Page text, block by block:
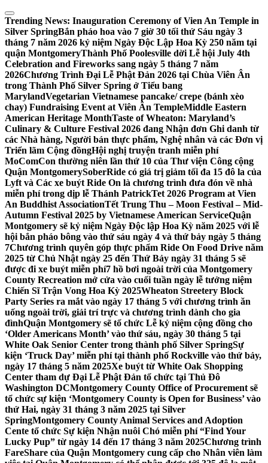
Skip
to
content
Trending News: Inauguration Ceremony of Vien An Temple in
Silver SpringBắn pháo hoa vào 7 giờ 30 tối thứ Sáu ngày 3
tháng 7 năm 2026 kỷ niệm Ngày Độc Lập Hoa Kỳ 250 năm tại
quận MontgomeryThành Phố Poolesville dời Lễ hội July 4th
Celebration and Fireworks sang ngày 5 tháng 7 năm
2026Chương Trình Đại Lễ Phật Đản 2026 tại Chùa Viên Ân
trong Thành Phố Silver Spring ở Tiểu bang
MarylandVegetarian Vietnamese pancake/ crepe (bánh xèo
chay) Fundraising Event at Viên Ân TempleMiddle Eastern
American Heritage MonthTaste of Wheaton: Maryland’s
Culinary & Culture Festival 2026 đang Nhận đơn Ghi danh từ
các Nhà hàng, Người bán thực phẩm, Nghệ nhân và các Đơn vị
Triển lãm Cộng đồngHội nghị truyện tranh miễn phí
MoComCon thường niên lần thứ 10 của Thư viện Công cộng
Quận MontgomerySoberRide có giá trị giảm tối đa 15 đô la của
Lyft và Các xe buýt Ride On là chương trình đưa đón về nhà
miễn phí trong dịp lễ Thánh PatrickTet 2026 Program at Vien
An Buddhist AssociationTết Trung Thu – Moon Festival – Mid-
Autumn Festival 2025 by Vietnamese American ServiceQuận
Montgomery sẽ kỷ niệm Ngày Độc lập Hoa Kỳ năm 2025 với lễ
hội bắn pháo bông vào thứ sáu ngày 4 và thứ bảy ngày 5 tháng
7Chương trình quyên góp thực phẩm Ride On Food Drive năm
2025 từ Chủ Nhật ngày 25 đến Thứ Bảy ngày 31 tháng 5 sẽ
được đi xe buýt miễn phí7 hồ bơi ngoài trời của Montgomery
County Recreation mở cửa vào cuối tuần ngày lễ tưởng niệm
Chiến Sĩ Trận Vong Hoa Kỳ 2025Wheaton Streetery Block
Party Series ra mắt vào ngày 17 tháng 5 với chương trình ăn
uống ngoài trời, giải trí trực và chương trình dành cho gia
đìnhQuận Montgomery sẽ tổ chức Lễ kỷ niệm cộng đồng cho
‘Older Americans Month’ vào thứ sáu, ngày 30 tháng 5 tại
White Oak Senior Center trong thành phố Silver SpringSự
kiện ‘Truck Day’ miễn phí tại thành phố Rockville vào thứ bảy,
ngày 17 tháng 5 năm 2025Xe buýt từ White Oak Shopping
Center tham dự Đại Lễ Phật Đản tổ chức tại Thủ Đô
Washington DCMontgomery County Office of Procurement sẽ
tổ chức sự kiện ‘Montgomery County is Open for Business’ vào
thứ Hai, ngày 31 tháng 3 năm 2025 tại Silver
SpringMontgomery County Animal Services and Adoption
Cente tổ chức Sự kiện Nhận nuôi Chó miễn phí “Find Your
Lucky Pup” từ ngày 14 đến 17 tháng 3 năm 2025Chương trình
FareShare của Quận Montgomery cung cấp cho Nhân viên làm